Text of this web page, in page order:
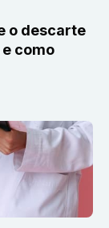
o descarte
como